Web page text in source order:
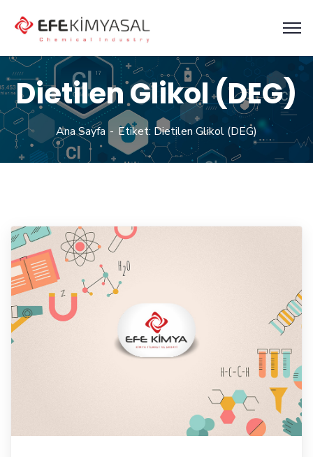
Dietilen Glikol (DEG)
Ana Sayfa Etiket: Dietilen Glikol (DEG)